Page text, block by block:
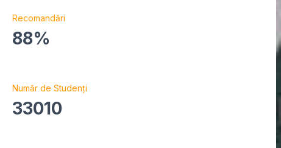
Recomandări
88%
Număr de Studenți
33010